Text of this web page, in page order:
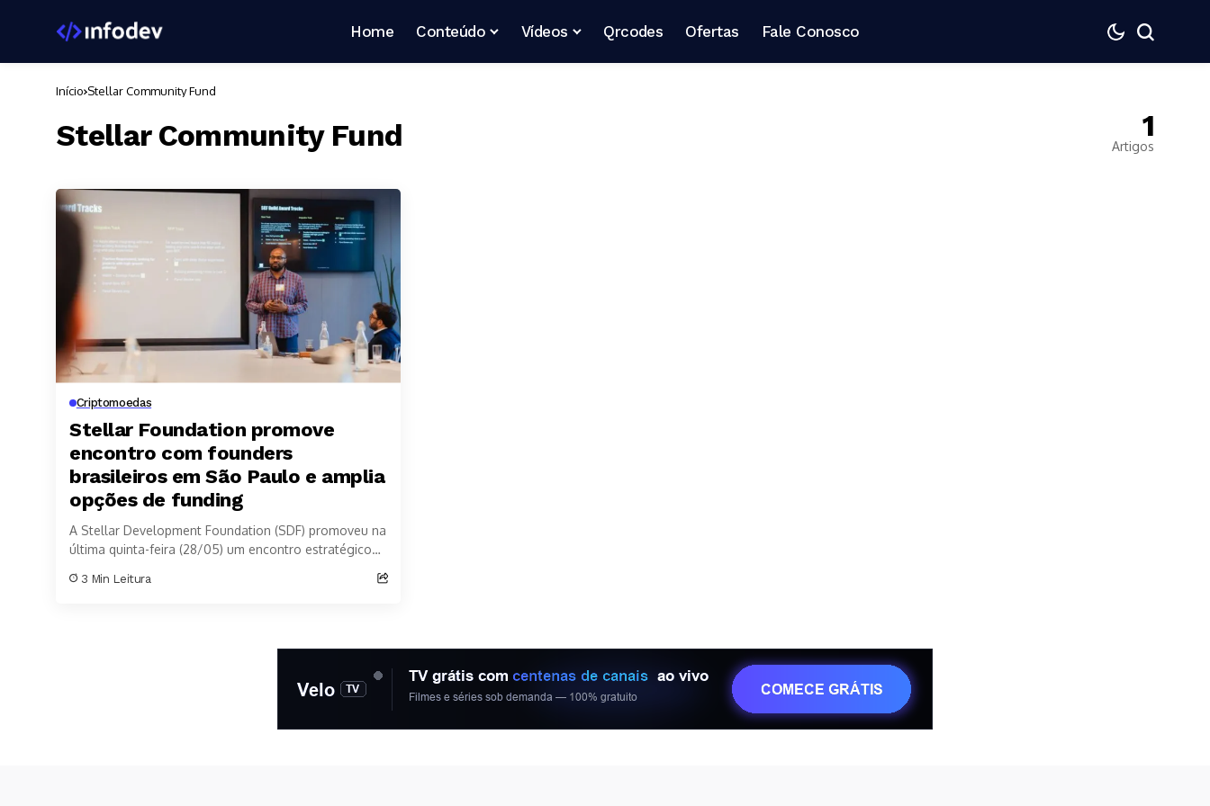
Home Conteúdo Vídeos Qrcodes Ofertas Fale Conosco
Início Stellar Community Fund
Stellar Community Fund 1
Artigos
Criptomoedas
Stellar Foundation promove
encontro com founders
brasileiros em São Paulo e amplia
opções de funding
A Stellar Development Foundation (SDF) promoveu na
última quinta-feira (28/05) um encontro estratégico
ecossistema cripto brasileiro em...
3 Min Leitura